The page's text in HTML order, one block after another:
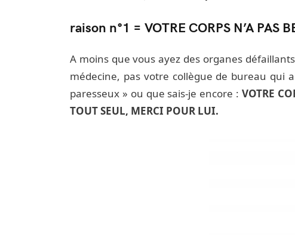
raison n°1 = VOTRE CORPS N’A PAS
A moins que vous ayez des organes
médecine, pas votre collègue de bureau qui
paresseux » ou que sais-je encore : VOTRE
TOUT SEUL, MERCI POUR LUI.